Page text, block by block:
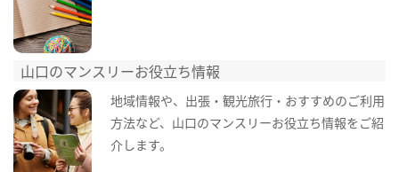
山口のマンスリーお役立ち情報
地域情報や、出張・観光旅行・おすすめのご利用
方法など、山口のマンスリーお役立ち情報をご紹
介します。